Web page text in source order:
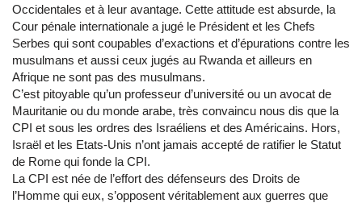
Occidentales et à leur avantage. Cette attitude est absurde, la
Cour pénale internationale a jugé le Président et les Chefs
Serbes qui sont coupables d’exactions et d’épurations contre les
musulmans et aussi ceux jugés au Rwanda et ailleurs en
Afrique ne sont pas des musulmans.
C’est pitoyable qu’un professeur d’université ou un avocat de
Mauritanie ou du monde arabe, très convaincu nous dis que la
CPI et sous les ordres des Israéliens et des Américains. Hors,
Israël et les Etats-Unis n’ont jamais accepté de ratifier le Statut
de Rome qui fonde la CPI.
La CPI est née de l’effort des défenseurs des Droits de
l’Homme qui eux, s’opposent véritablement aux guerres que